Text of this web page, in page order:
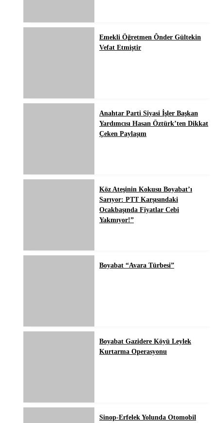
Emekli Öğretmen Ônder Gültekin
Vefat Etmiştir
Anahtar Parti Siyasi İşler Başkan
Yardımcısı Hasan Öztürk’ten Dikkat
Çeken Paylaşım
Köz Ateşinin Kokusu Boyabat’ı
Sarıyor: PTT Karşısındaki
Ocakbaşında Fiyatlar Cebi
Yakmıyor!”
Boyabat “Avara Türbesi”
Boyabat Gazidere Köyü Leylek
Kurtarma Operasyonu
Sinop-Erfelek Yolunda Otomobil